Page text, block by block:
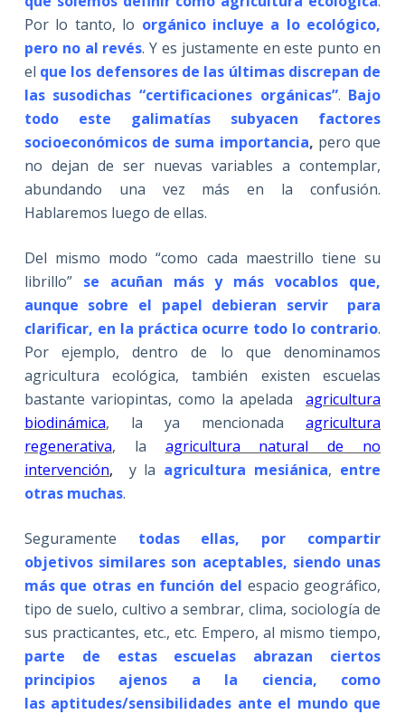
Por lo tanto, lo orgánico incluye a lo ecológico,
pero no al revés. Y es justamente en este punto en
el que los defensores de las últimas discrepan de
las susodichas “certificaciones orgánicas”. Bajo
todo este galimatías subyacen factores
socioeconómicos de suma importancia, pero que
no dejan de ser nuevas variables a contemplar,
abundando una vez más en la confusión.
Hablaremos luego de ellas.
Del mismo modo “como cada maestrillo tiene su
librillo” se acuñan más y más vocablos que,
aunque sobre el papel debieran servir para
clarificar, en la práctica ocurre todo lo contrario.
Por ejemplo, dentro de lo que denominamos
agricultura ecológica, también existen escuelas
bastante variopintas, como la apeladaagricultura
biodinámica, la ya mencionadaagricultura
regenerativa, la agricultura natural de no
intervención, y la agricultura mesiánica, entre
otras muchas.
Seguramente todas ellas, por compartir
objetivos similares son aceptables, siendo unas
más que otras en función del espacio geográfico,
tipo de suelo, cultivo a sembrar, clima, sociología de
sus practicantes, etc., etc. Empero, al mismo tiempo,
parte de estas escuelas abrazan ciertos
principios ajenos a la ciencia, como
las aptitudes/sensibilidades ante el mundo que